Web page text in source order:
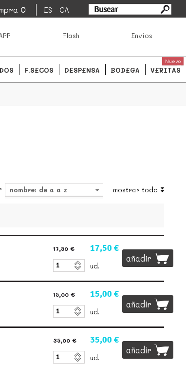
0 ES CA
Flash Envíos
F.SECOS DESPENSA BODEGA VERITAS
Nuevo
mostrar todo
nombre: de a a z
17,50 € 17,50 €
ud.
añadir
15,00 € 15,00 €
ud.
añadir
35,00 € 35,00 €
ud.
añadir